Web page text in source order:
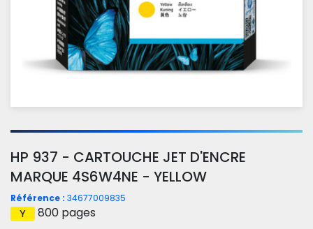
HP 937 - CARTOUCHE JET D'ENCRE
MARQUE 4S6W4NE - YELLOW
Référence : 34677009835
800 pages